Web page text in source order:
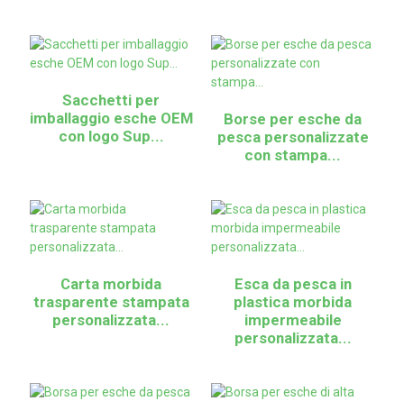
Sacchetti per
imballaggio esche OEM
con logo Sup...
Borse per esche da
pesca personalizzate
con stampa...
Carta morbida
trasparente stampata
personalizzata...
Esca da pesca in
plastica morbida
impermeabile
personalizzata...